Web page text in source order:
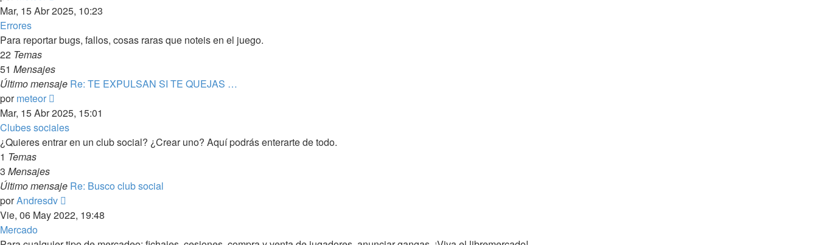
último
Mar, 15 Abr 2025, 10:23
Errores
Para reportar bugs, fallos, cosas raras que noteis en el juego.
22 Temas
51 Mensajes
Último mensaje Re: TE EXPULSAN SI TE QUEJAS …
pormeteor
último
mensaje
Mar, 15 Abr 2025, 15:01
Clubes sociales
¿Quieres entrar en un club social? ¿Crear uno? Aquí podrás enterarte de todo.
1 Temas
3 Mensajes
Último mensaje Re: Busco club social
porAndresdv
último
Vie, 06 May 2022, 19:48
Mercado